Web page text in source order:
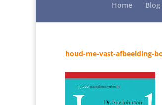
Home Blog
houd-me-vast-afbeelding-